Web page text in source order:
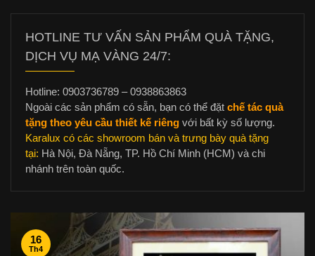
HOTLINE TƯ VẤN SẢN PHẨM QUÀ TẶNG,
DỊCH VỤ MẠ VÀNG 24/7:
Hotline: 0903736789 – 0938863863
Ngoài các sản phẩm có sẵn, bạn có thể đặt chế tác quà
tặng theo yêu cầu thiết kế riêng với bất kỳ số lượng.
Karalux có các showroom bán và trưng bày quà tặng
tại: Hà Nội, Đà Nẵng, TP. Hồ Chí Minh (HCM) và chi
nhánh trên toàn quốc.
16
Th4